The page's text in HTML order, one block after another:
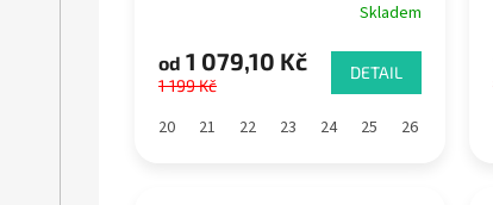
Skladem
od 1 079,10 Kč
1 199 Kč
DETAIL
20 21 22 23 24 25 26